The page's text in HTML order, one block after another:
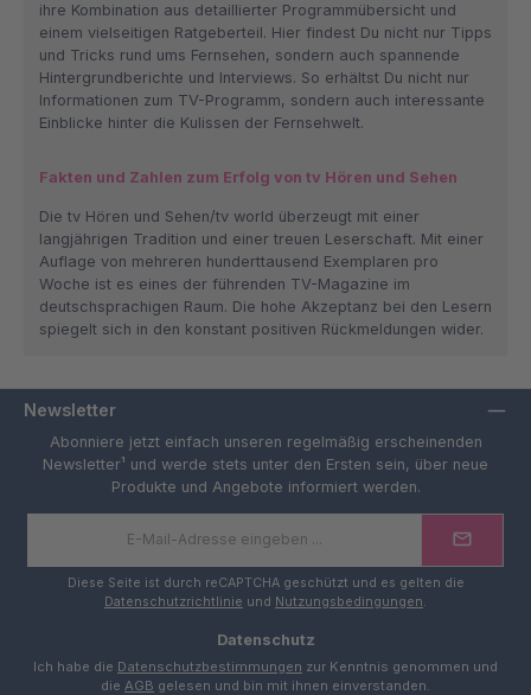
ihre Kombination aus detaillierter Programmübersicht und
einem vielseitigen Ratgeberteil. Hier findest Du nicht nur Tipps
und Tricks rund ums Fernsehen, sondern auch spannende
Hintergrundberichte und Interviews. So erhältst Du nicht nur
Informationen zum TV-Programm, sondern auch interessante
Einblicke hinter die Kulissen der Fernsehwelt.
Fakten und Zahlen zum Erfolg von tv Hören und Sehen
Die tv Hören und Sehen/tv world überzeugt mit einer
langjährigen Tradition und einer treuen Leserschaft. Mit einer
Auflage von mehreren hunderttausend Exemplaren pro
Woche ist es eines der führenden TV-Magazine im
deutschsprachigen Raum. Die hohe Akzeptanz bei den Lesern
spiegelt sich in den konstant positiven Rückmeldungen wider.
Newsletter
Abonniere jetzt einfach unseren regelmäßig erscheinenden
Newsletter¹ und werde stets unter den Ersten sein, über neue
Produkte und Angebote informiert werden.
Diese Seite ist durch reCAPTCHA geschützt und es gelten die
Datenschutzrichtlinie und Nutzungsbedingungen.
Datenschutz
Ich habe die Datenschutzbestimmungen zur Kenntnis genommen und
die AGB gelesen und bin mit ihnen einverstanden.